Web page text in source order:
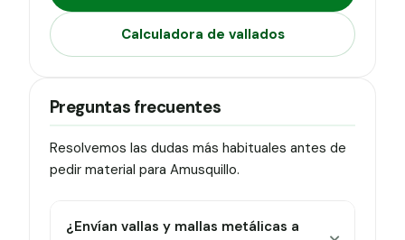
Calculadora de vallados
Preguntas frecuentes
Resolvemos las dudas más habituales antes de
pedir material para Amusquillo.
¿Envían vallas y mallas metálicas a